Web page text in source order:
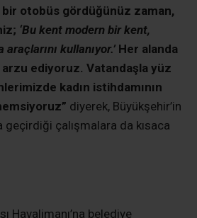
bir otobüs gördüğünüz zaman,
‘Bu kent modern bir kent,
kullanıyor.’ Her alanda
arzu ediyoruz. Vatandaşla yüz
kadın istihdamının
diyerek, Büyükşehir’in
geçirdiği çalışmalara da kısaca
Havalimanı’na belediye